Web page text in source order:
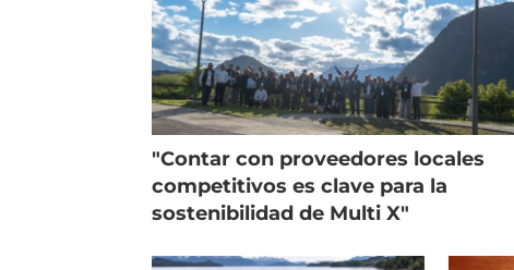
"Contar con proveedores locales
competitivos es clave para la
sostenibilidad de Multi X"